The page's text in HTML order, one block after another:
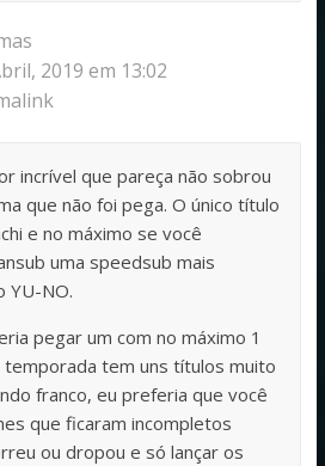
2019 em 13:02
incrível que pareça não sobrou
que não foi pega. O único título
e no máximo se você
uma speedsub mais
YU-NO.
pegar um com no máximo 1
tem uns títulos muito
franco, eu preferia que você
que ficaram incompletos
ou dropou e só lançar os